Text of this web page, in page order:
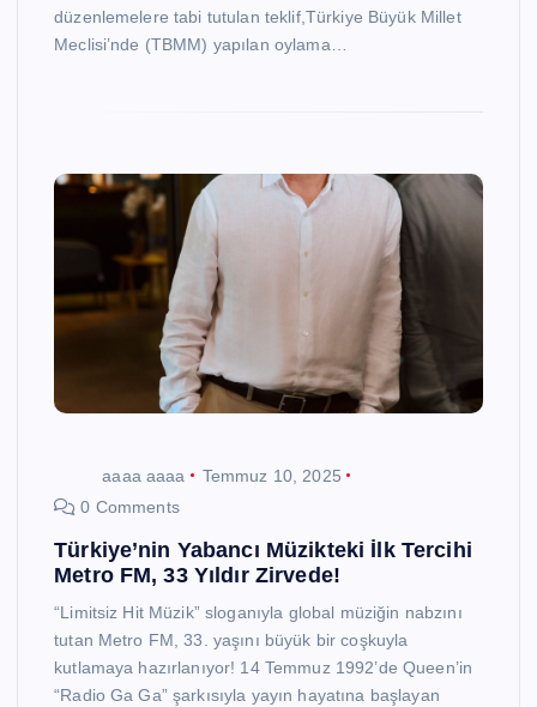
düzenlemelere tabi tutulan teklif,Türkiye Büyük Millet
Meclisi’nde (TBMM) yapılan oylama…
aaaa aaaa
Temmuz 10, 2025
0 Comments
Türkiye’nin Yabancı Müzikteki İlk Tercihi
Metro FM, 33 Yıldır Zirvede!
“Limitsiz Hit Müzik” sloganıyla global müziğin nabzını
tutan Metro FM, 33. yaşını büyük bir coşkuyla
kutlamaya hazırlanıyor! 14 Temmuz 1992’de Queen’in
“Radio Ga Ga” şarkısıyla yayın hayatına başlayan